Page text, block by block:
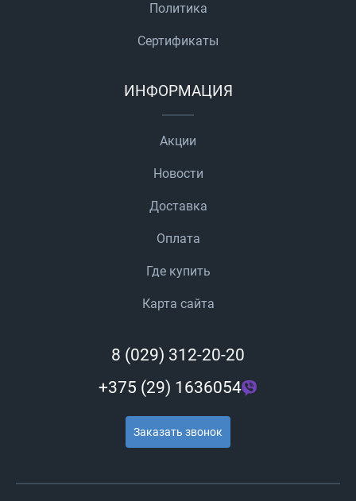
Политика
Сертификаты
ИНФОРМАЦИЯ
Акции
Новости
Доставка
Оплата
Где купить
Карта сайта
8 (029) 312-20-20
+375 (29) 1636054
Заказать звонок